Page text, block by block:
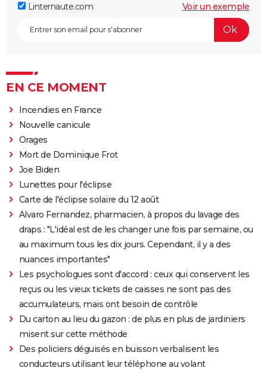
Linternaute.com Voir un exemple
EN CE MOMENT
Incendies en France
Nouvelle canicule
Orages
Mort de Dominique Frot
Joe Biden
Lunettes pour l'éclipse
Carte de l'éclipse solaire du 12 août
Alvaro Fernandez, pharmacien, à propos du lavage des
draps : "L'idéal est de les changer une fois par semaine, ou
au maximum tous les dix jours. Cependant, il y a des
nuances importantes"
Les psychologues sont d'accord : ceux qui conservent les
reçus ou les vieux tickets de caisses ne sont pas des
accumulateurs, mais ont besoin de contrôle
Du carton au lieu du gazon : de plus en plus de jardiniers
misent sur cette méthode
Des policiers déguisés en buisson verbalisent les
conducteurs utilisant leur téléphone au volant